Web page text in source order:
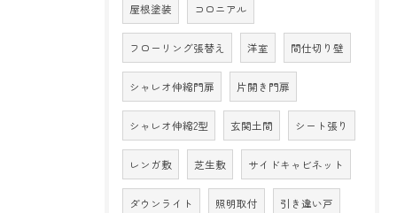
屋根塗装 コロニアル
フローリング張替え 洋室 間仕切り壁
シャレオ伸縮門扉 片開き門扉
シャレオ伸縮2型 玄関土間 シート張り
レンガ敷 芝生敷 サイドキャビネット
ダウンライト 照明取付 引き違い戸